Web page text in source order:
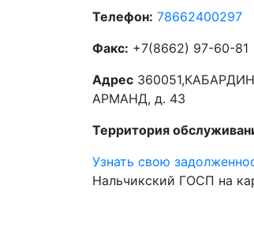
Телефон: 78662400297
Факс: +7(8662) 97-60-81
Адрес
АРМАНД, д. 43
Территория
Узнать свою
Нальчикский ГОСП на